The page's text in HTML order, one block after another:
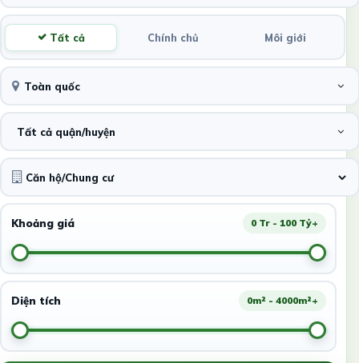
Tất cả Chính chủ Môi giới
Toàn quốc
Tất cả quận/huyện
Khoảng giá 0 Tr - 100 Tỷ+
Diện tích 0m² - 4000m²+